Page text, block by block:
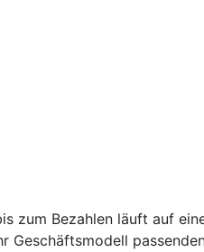
zum Bezahlen läuft auf
Geschäftsmodell